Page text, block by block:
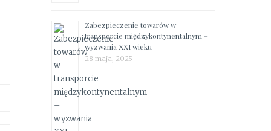
Zabezpieczenie towarów w
transporcie międzykontynentalnym –
wyzwania XXI wieku
28 maja, 2025